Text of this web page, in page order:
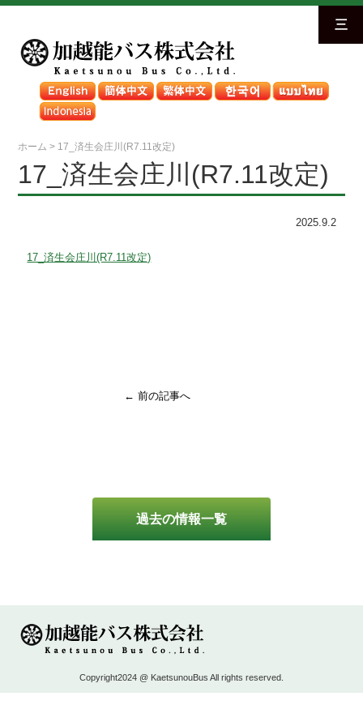
三
ホーム > 17_済生会庄川(R7.11改定)
過去の情報一覧
17_済生会庄川(R7.11改定)
2025.9.2
17_済生会庄川(R7.11改定)
← 前の記事へ
Copyright2024 @ KaetsunouBus All rights reserved.